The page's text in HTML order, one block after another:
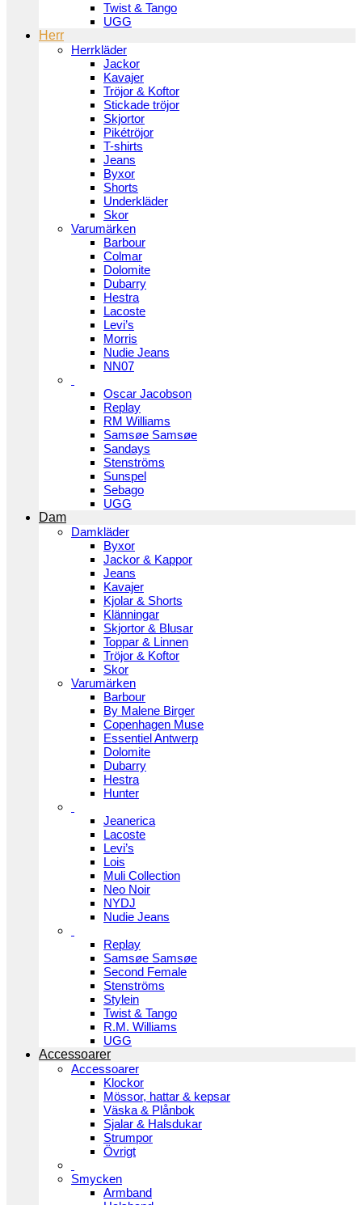
Twist & Tango
UGG
Herr
Herrkläder
Jackor
Kavajer
Tröjor & Koftor
Stickade tröjor
Skjortor
Pikétröjor
T-shirts
Jeans
Byxor
Shorts
Underkläder
Skor
Varumärken
Barbour
Colmar
Dolomite
Dubarry
Hestra
Lacoste
Levi’s
Morris
Nudie Jeans
NN07
Oscar Jacobson
Replay
RM Williams
Samsøe Samsøe
Sandays
Stenströms
Sunspel
Sebago
UGG
Dam
Damkläder
Byxor
Jackor & Kappor
Jeans
Kavajer
Kjolar & Shorts
Klänningar
Skjortor & Blusar
Toppar & Linnen
Tröjor & Koftor
Skor
Varumärken
Barbour
By Malene Birger
Copenhagen Muse
Essentiel Antwerp
Dolomite
Dubarry
Hestra
Hunter
Jeanerica
Lacoste
Levi’s
Lois
Muli Collection
Neo Noir
NYDJ
Nudie Jeans
Replay
Samsøe Samsøe
Second Female
Stenströms
Stylein
Twist & Tango
R.M. Williams
UGG
Accessoarer
Accessoarer
Klockor
Mössor, hattar & kepsar
Väska & Plånbok
Sjalar & Halsdukar
Strumpor
Övrigt
Smycken
Armband